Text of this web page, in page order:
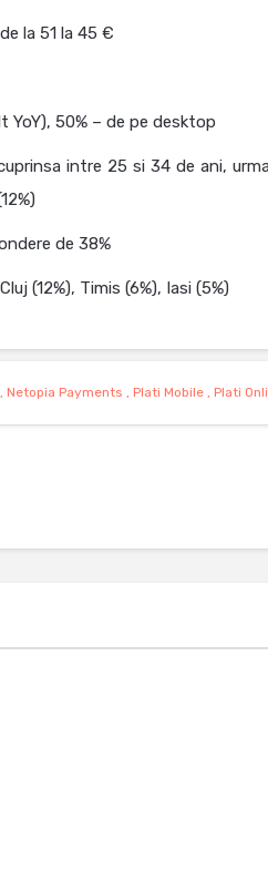
la 51 la 45 €
YoY), 50% – de pe desktop
intre 25 si 34 de ani,
de 38%
(12%), Timis (6%), Iasi (5%)
, Netopia Payments , Plati Mobile, Plati